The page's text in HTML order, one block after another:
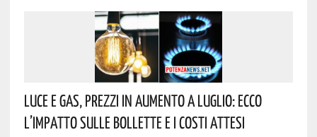
Luce E Gas, Prezzi In Aumento A Luglio: Ecco
L’impatto Sulle Bollette E I Costi Attesi